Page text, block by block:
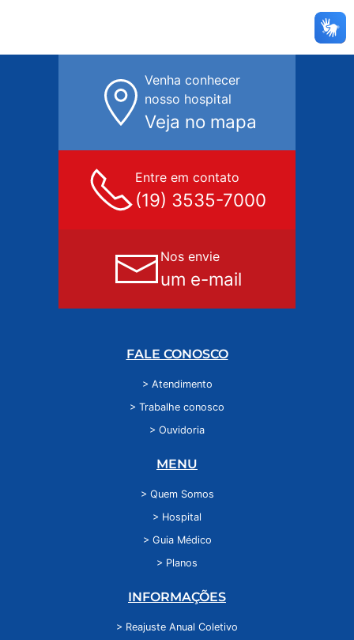
Venha conhecer
nosso hospital
Veja no mapa
Entre em contato
(19) 3535-7000
Nos envie
um e-mail
FALE CONOSCO
> Atendimento
> Trabalhe conosco
> Ouvidoria
MENU
> Quem Somos
> Hospital
> Guia Médico
> Planos
INFORMAÇÕES
> Reajuste Anual Coletivo